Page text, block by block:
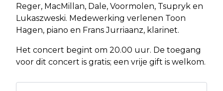
Reger, MacMillan, Dale, Voormolen, Tsupryk en
Lukaszweski. Medewerking verlenen Toon
Hagen, piano en Frans Jurriaanz, klarinet.
Het concert begint om 20.00 uur. De toegang
voor dit concert is gratis; een vrije gift is welkom.